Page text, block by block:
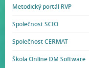
Metodický portál RVP
Společnost SCIO
Společnost CERMAT
Škola Online DM Software